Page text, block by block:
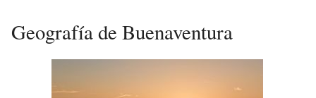
Geografía de Buenaventura